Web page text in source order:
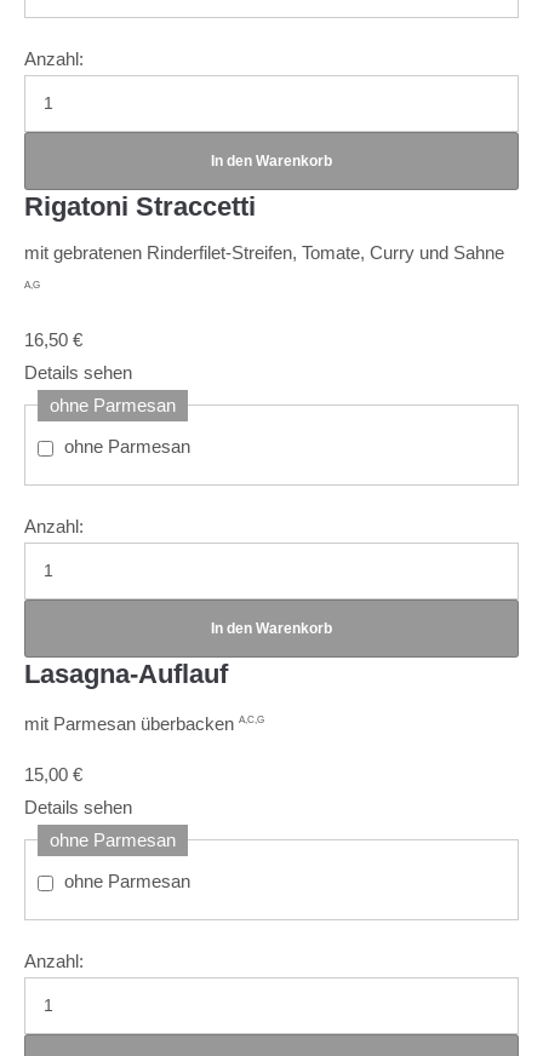
Anzahl:
Rigatoni Straccetti
mit gebratenen Rinderfilet-Streifen, Tomate, Curry und Sahne
A,G
16,50 €
Details sehen
ohne Parmesan
ohne Parmesan
Anzahl:
Lasagna-Auflauf
mit Parmesan überbacken A,C,G
15,00 €
Details sehen
ohne Parmesan
ohne Parmesan
Anzahl: